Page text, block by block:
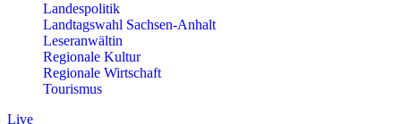
Landespolitik
Landtagswahl Sachsen-Anhalt
Leseranwältin
Regionale Kultur
Regionale Wirtschaft
Tourismus
Live